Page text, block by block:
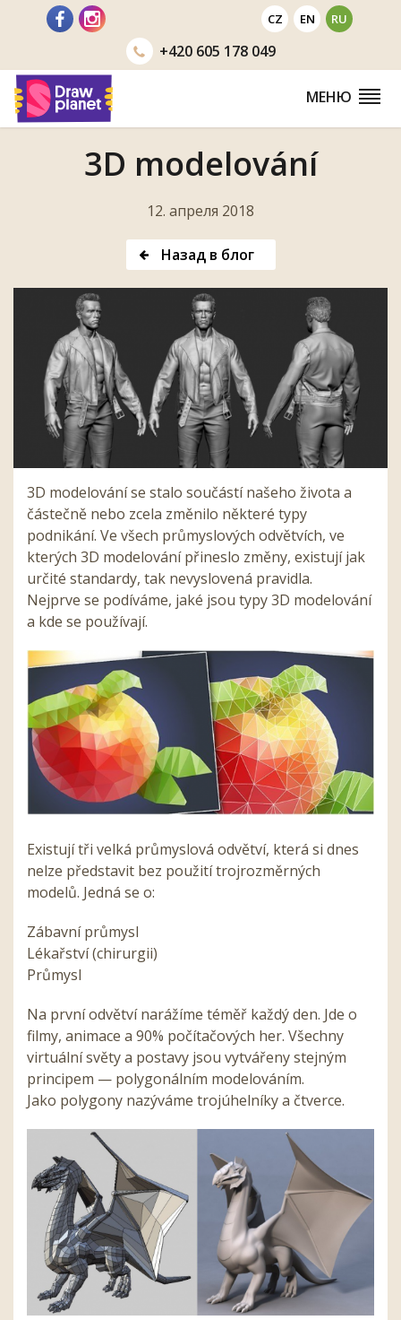
Перейти CZ EN RU
+420605 178 049
МЕНЮ
3D modelování
12. апреля 2018
Назад в блог
3D modelování se stalo součástí našeho života a
částečně nebo zcela změnilo některé typy
podnikání. Ve všech průmyslových odvětvích, ve
kterých 3D modelování přineslo změny, existují jak
určité standardy, tak nevyslovená pravidla.
Nejprve se podíváme, jaké jsou typy 3D modelování
a kde se používají.
Existují tři velká průmyslová odvětví, která si dnes
nelze představit bez použití trojrozměrných
modelů. Jedná se o:
Zábavní průmysl
Lékařství (chirurgii)
Průmysl
Na první odvětví narážíme téměř každý den. Jde o
filmy, animace a 90% počítačových her. Všechny
virtuální světy a postavy jsou vytvářeny stejným
principem — polygonálním modelováním.
Jako polygony nazýváme trojúhelníky a čtverce.